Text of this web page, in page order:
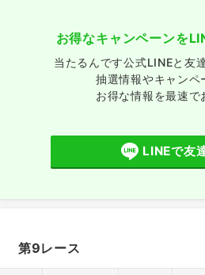
お得なキャンペーンを
当たるんです公式LINEと友
抽選情報やキャンペ
お得な情報を最速で
LINEで友
第9レース